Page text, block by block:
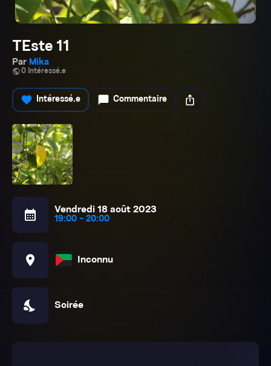
TEste 11
Par Mika
public0 Intéressé.e
favorite Intéressé.e chat_bubble Commentaire ios_share
calendar_month Vendredi 18 août 2023
19:00 - 20:00
location_on Inconnu
nights_stay Soirée